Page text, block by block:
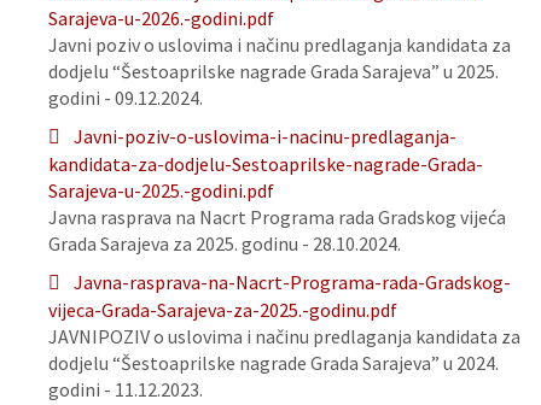
Sarajeva-u-2026.-godini.pdf
Javni poziv o uslovima i načinu predlaganja kandidata za
dodjelu “Šestoaprilske nagrade Grada Sarajeva” u 2025.
godini - 09.12.2024.
Javni-poziv-o-uslovima-i-nacinu-predlaganja-
kandidata-za-dodjelu-Sestoaprilske-nagrade-Grada-
Sarajeva-u-2025.-godini.pdf
Javna rasprava na Nacrt Programa rada Gradskog vijeća
Grada Sarajeva za 2025. godinu - 28.10.2024.
Javna-rasprava-na-Nacrt-Programa-rada-Gradskog-
vijeca-Grada-Sarajeva-za-2025.-godinu.pdf
JAVNIPOZIV o uslovima i načinu predlaganja kandidata za
dodjelu “Šestoaprilske nagrade Grada Sarajeva” u 2024.
godini - 11.12.2023.